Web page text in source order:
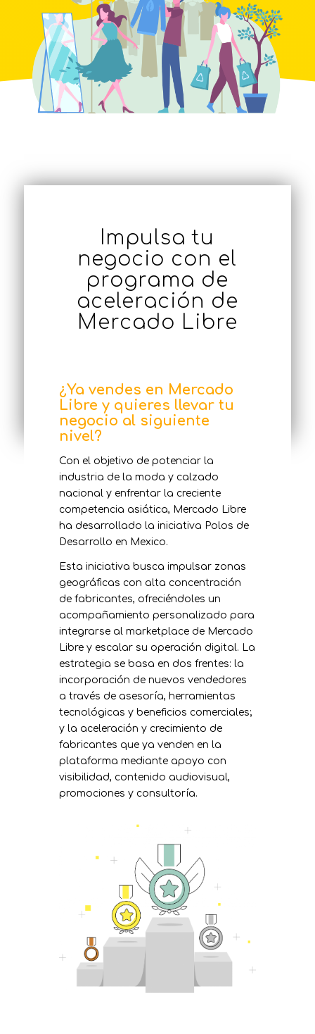
Impulsa tu
negocio con el
programa de
aceleración de
Mercado Libre
¿Ya vendes en Mercado
Libre y quieres llevar tu
negocio al siguiente
nivel?
Con el objetivo de potenciar la
industria de la moda y calzado
nacional y enfrentar la creciente
competencia asiática, Mercado Libre
ha desarrollado la iniciativa Polos de
Desarrollo en Mexico.
Esta iniciativa busca impulsar zonas
geográficas con alta concentración
de fabricantes, ofreciéndoles un
acompañamiento personalizado para
integrarse al marketplace de Mercado
Libre y escalar su operación digital. La
estrategia se basa en dos frentes: la
incorporación de nuevos vendedores
a través de asesoría, herramientas
tecnológicas y beneficios comerciales;
y la aceleración y crecimiento de
fabricantes que ya venden en la
plataforma mediante apoyo con
visibilidad, contenido audiovisual,
promociones y consultoría.